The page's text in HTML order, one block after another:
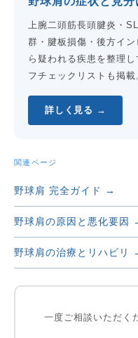
上腕二頭筋長頭腱炎・
群・腱板損傷・後方イ
ら疑われる疾患を整理
フチェックリストも掲載
詳しく見る →
関連ページ
野球肩 完全ガイド →
野球肩の原因と悪化要因
野球肩の治療とリハビリ
一度ご相談いただく